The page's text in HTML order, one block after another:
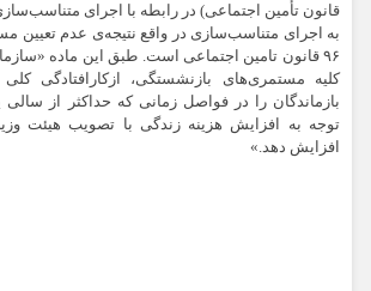
قانون تأمین اجتماعی) در رابطه با اجرای
به اجرای متناسب‌سازی در واقع نتیجه‌ی‌ عدم تعیین
۹۶ قانون تامین اجتماعی است. طبق این ماده
کلیه مستمری‌های بازنشستگی، ازکارافتادگی
بازماندگان را در فواصل زمانی که حداکثر از سالی
توجه به افزایش هزینه زندگی با تصویب هیئت
افزایش دهد.»